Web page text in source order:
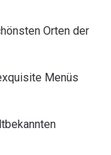
Orten der
Menüs